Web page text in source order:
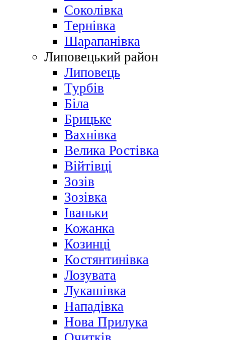
Соколівка
Тернівка
Шарапанівка
Липовецький район
Липовець
Турбів
Біла
Брицьке
Вахнівка
Велика Ростівка
Війтівці
Зозів
Зозівка
Іваньки
Кожанка
Козинці
Костянтинівка
Лозувата
Лукашівка
Нападівка
Нова Прилука